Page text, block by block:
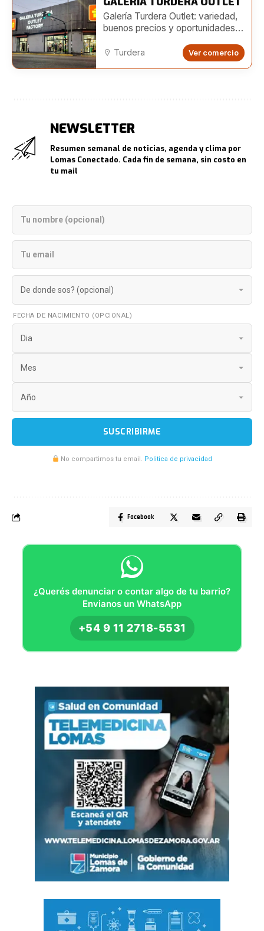
Galería Turdera Outlet: variedad,
buenos precios y oportunidades
Turdera Ver comercio
NEWSLETTER
Resumen semanal de noticias, agenda y clima por
Lomas Conectado. Cada fin de semana, sin costo en
tu mail
FECHA DE NACIMIENTO (OPCIONAL)
SUSCRIBIRME
No compartimos tu email. Politica de privacidad
Facebook
¿Querés denunciar o contar algo de tu barrio?
Envianos un WhatsApp
+54 9 11 2718-5531